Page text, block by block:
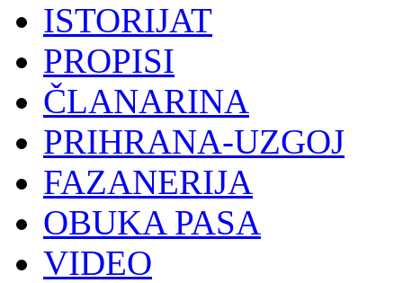
ISTORIJAT
PROPISI
ČLANARINA
PRIHRANA-UZGOJ
FAZANERIJA
OBUKA PASA
VIDEO